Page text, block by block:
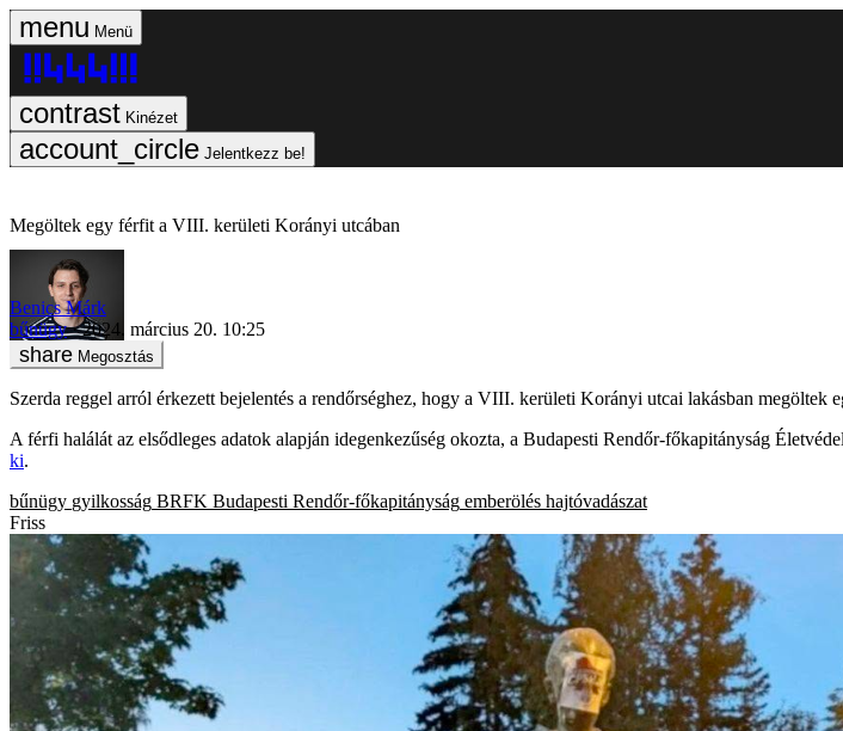
Menü
Kinézet
Jelentkezz be!
Megöltek egy férfit a VIII. kerületi Korányi utcában
Benics Márk
bűnügy
2024. március 20. 10:25
Megosztás
Szerda reggel arról érkezett bejelentés a rendőrséghez, hogy a VIII. kerületi Korányi utcai lakásban megöltek
A férfi halálát az elsődleges adatok alapján idegenkezűség okozta, a Budapesti Rendőr-főkapitányság
ki.
bűnügy gyilkosság BRFK Budapesti Rendőr-főkapitányság emberölés hajtóvadászat
Friss